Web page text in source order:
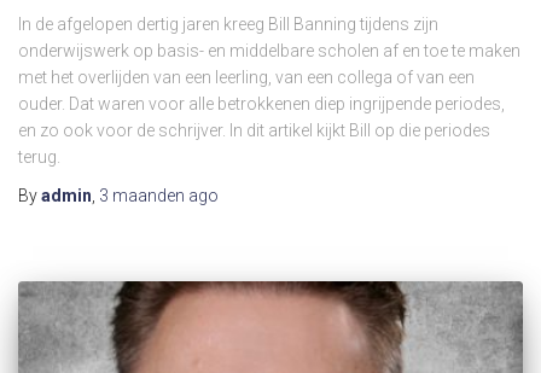
In de afgelopen dertig jaren kreeg Bill Banning tijdens zijn
onderwijswerk op basis- en middelbare scholen af en toe te maken
met het overlijden van een leerling, van een collega of van een
ouder. Dat waren voor alle betrokkenen diep ingrijpende periodes,
en zo ook voor de schrijver. In dit artikel kijkt Bill op die periodes
terug.
Byadmin, 3 maanden ago